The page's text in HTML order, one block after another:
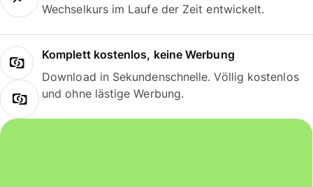
Wechselkurs im Laufe der Zeit entwickelt.
Komplett kostenlos, keine Werbung
Download in Sekundenschnelle. Völlig kostenlos
und ohne lästige Werbung.